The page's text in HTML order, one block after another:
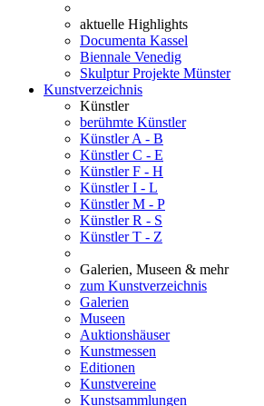
aktuelle Highlights
Documenta Kassel
Biennale Venedig
Skulptur Projekte Münster
Kunstverzeichnis
Künstler
berühmte Künstler
Künstler A - B
Künstler C - E
Künstler F - H
Künstler I - L
Künstler M - P
Künstler R - S
Künstler T - Z
Galerien, Museen & mehr
zum Kunstverzeichnis
Galerien
Museen
Auktionshäuser
Kunstmessen
Editionen
Kunstvereine
Kunstsammlungen